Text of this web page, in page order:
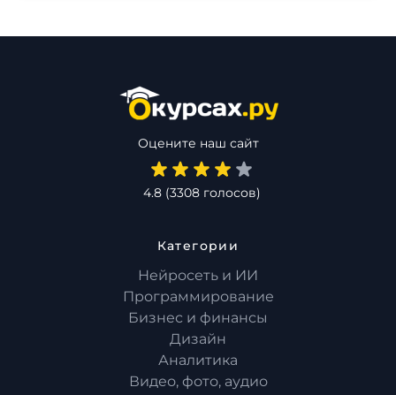
Оцените наш сайт
4.8(3308голосов)
Категории
Нейросеть и ИИ
Программирование
Бизнес и финансы
Дизайн
Аналитика
Видео, фото, аудио